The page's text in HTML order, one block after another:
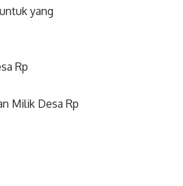
yang
Rp
Milik Desa Rp